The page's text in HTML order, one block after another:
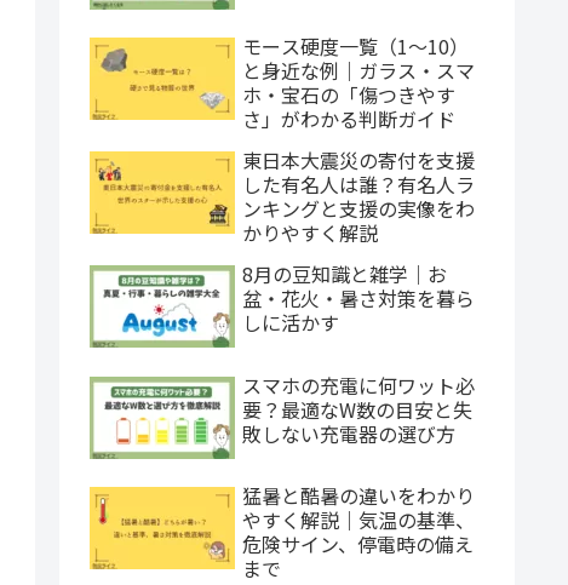
モース硬度一覧（1〜10）
と身近な例｜ガラス・スマ
ホ・宝石の「傷つきやす
さ」がわかる判断ガイド
東日本大震災の寄付を支援
した有名人は誰？有名人ラ
ンキングと支援の実像をわ
かりやすく解説
8月の豆知識と雑学｜お
盆・花火・暑さ対策を暮ら
しに活かす
スマホの充電に何ワット必
要？最適なW数の目安と失
敗しない充電器の選び方
猛暑と酷暑の違いをわかり
やすく解説｜気温の基準、
危険サイン、停電時の備え
まで